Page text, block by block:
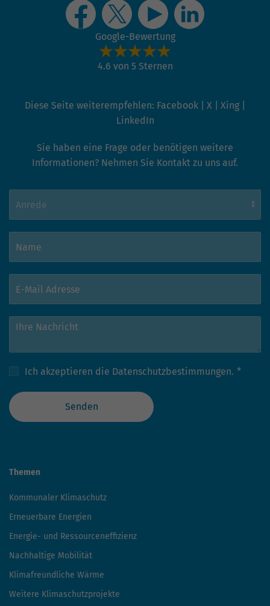
Google-Bewertung
4.6 von 5 Sternen
Diese Seite weiterempfehlen: Facebook X Xing
LinkedIn
Sie haben eine Frage oder benötigen weitere
Informationen? Nehmen Sie Kontakt zu uns auf.
Ich akzeptieren die Datenschutzbestimmungen. *
Senden
Themen
Kommunaler Klimaschutz
Erneuerbare Energien
Energie- und Ressourceneffizienz
Nachhaltige Mobilität
Klimafreundliche Wärme
Weitere Klimaschutzprojekte